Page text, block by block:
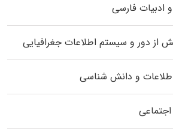
ادبیات فارسی
از دور و سیستم اطلاعات جغرافیایی
و دانش شناسی